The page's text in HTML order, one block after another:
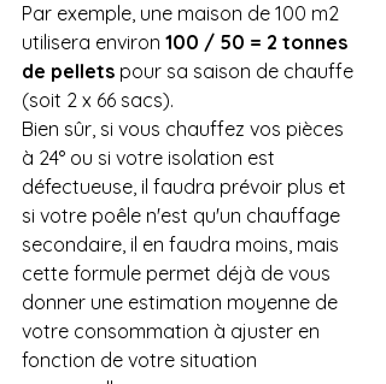
Par exemple, une maison de 100 m2
utilisera environ 100 / 50 = 2 tonnes
de pellets pour sa saison de chauffe
(soit 2 x 66 sacs).
Bien sûr, si vous chauffez vos pièces
à 24° ou si votre isolation est
défectueuse, il faudra prévoir plus et
si votre poêle n'est qu'un chauffage
secondaire, il en faudra moins, mais
cette formule permet déjà de vous
donner une estimation moyenne de
votre consommation à ajuster en
fonction de votre situation